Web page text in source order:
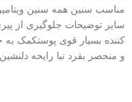
مناسب سنین همه سنین
سایر توضیحات جلوگیری از
کننده بسیار قوی پوستکمک به
و منحصر بفرد تبا رایحه